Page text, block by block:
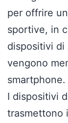
per offrire
sportive, in
dispositivi di
vengono
smartphone.
I dispositivi
trasmettono